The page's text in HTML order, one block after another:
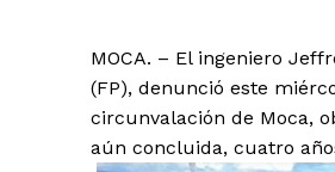
MOCA. – El ingeniero
(FP), denunció este
circunvalación de Moca,
aún concluida, cuatro